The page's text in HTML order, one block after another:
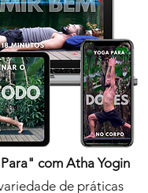
com Atha Yogin
de práticas